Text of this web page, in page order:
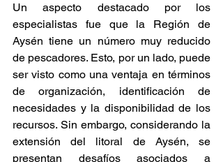
Un aspecto destacado por los
especialistas fue que la Región de
Aysén tiene un número muy reducido
de pescadores. Esto, por un lado, puede
ser visto como una ventaja en términos
de organización, identificación de
necesidades y la disponibilidad de los
recursos. Sin embargo, considerando la
extensión del litoral de Aysén, se
presentan desafíos asociados a